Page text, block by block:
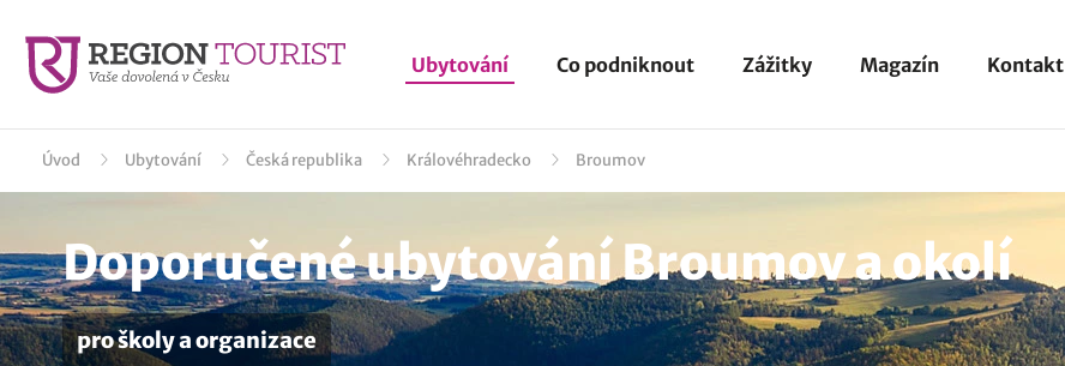
Ubytování Co podniknout Zážitky Magazín Kontakt
Úvod Ubytování Česká republika Královéhradecko Broumov
Doporučené ubytování Broumov a okolí
pro školy a organizace